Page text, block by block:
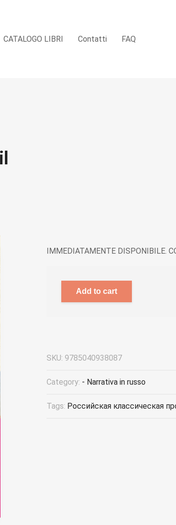
CATALOGO LIBRI Contatti FAQ
IMMEDIATAMENTE DISPONIBILE.
Add to cart
SKU: 9785040938087
Category: - Narrativa in russo
Tags: Российская классическая